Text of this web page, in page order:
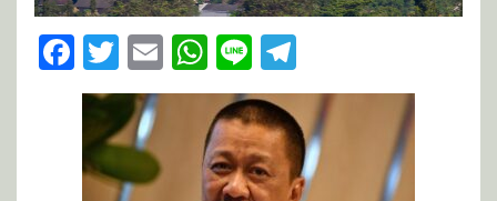
Facebook
Twitter
EmailWhatsApp
Line